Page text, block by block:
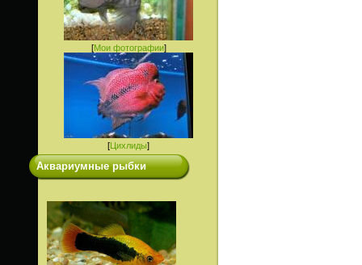
[Мои фотографии]
[Цихлиды]
Аквариумные рыбки